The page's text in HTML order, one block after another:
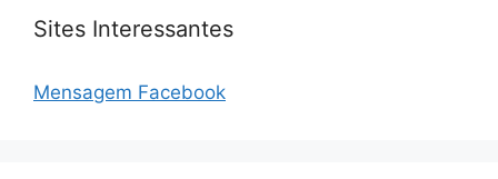
Sites Interessantes
Mensagem Facebook